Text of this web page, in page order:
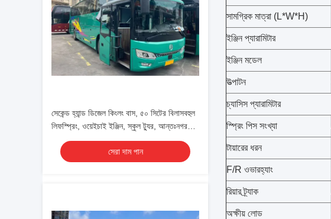
সেকেন্ড হ্যান্ড ডিজেল কিংলং বাস, ৫০ সিটের বিলাসবহুল
লিফস্প্রিং, ওয়েইচাই ইঞ্জিন, স্কুল ট্যুর, আন্তঃনগর
যাত্রী পরিবহন কোচ
সেরা দাম পান
সামগ্রিক মাত্রা (L*W*H)
ইঞ্জিন প্যারামিটার
ইঞ্জিন মডেল
উত্পাটন
চ্যাসিস প্যারামিটার
স্প্রিং পিস সংখ্যা
টায়ারের ধরন
F/R ওভারহ্যাং
রিয়ার ট্র্যাক
অক্ষীয় লোড